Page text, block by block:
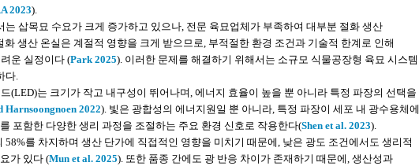
2023).
삽목묘 수요가 크게 증가하고 있으나, 전문 육묘업체가 부족하여 대부분 절화 생산
화 생산 온실은 계절적 영향을 크게 받으므로, 부적절한 환경 조건과 기술적 한계로 인해
운 실정이다 (Park 2025). 이러한 문제를 해결하기 위해서는 소규모 식물공장형 육묘 시스템
다.
(LED)는 크기가 작고 내구성이 뛰어나며, 에너지 효율이 높을 뿐 아니라 특정 파장의 선택을
Harnsoongnoen 2022). 빛은 광합성의 에너지원일 뿐 아니라, 특정 파장이 세포 내 광수용체에
포함한 다양한 생리 과정을 조절하는 주요 환경 신호로 작용한다(Shen et al. 2023).
를 차지하며 생산 단가에 직접적인 영향을 미치기 때문에, 낮은 광도 조건에서도 생리적
가 있다 (Mun et al. 2025). 또한 품종 간에도 광 반응 차이가 존재하기 때문에, 생산성과